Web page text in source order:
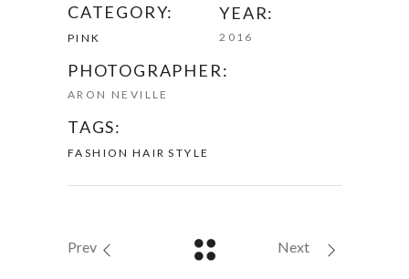
CATEGORY:
PINK
YEAR:
2016
PHOTOGRAPHER:
ARON NEVILLE
TAGS:
FASHION HAIR STYLE
Prev Next